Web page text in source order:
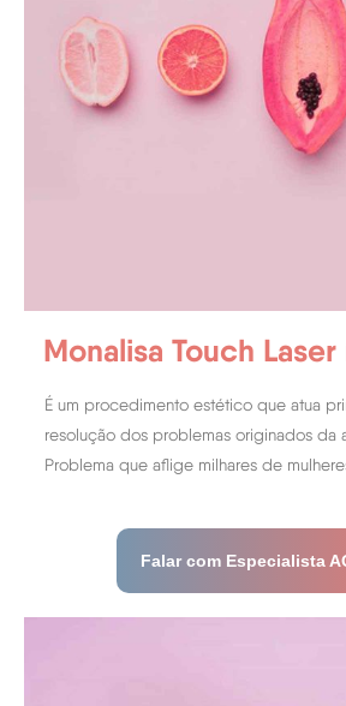
Monalisa Touch
É um procedimento estético que atua
resolução dos problemas originados da
Problema que aflige milhares de
Falar com Especialista